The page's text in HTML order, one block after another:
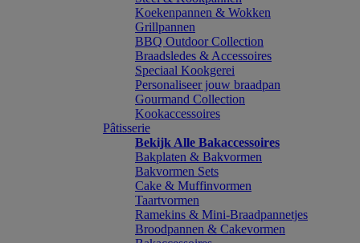
Koekenpannen & Wokken
Grillpannen
BBQ Outdoor Collection
Braadsledes & Accessoires
Speciaal Kookgerei
Personaliseer jouw braadpan
Gourmand Collection
Kookaccessoires
Pâtisserie
Bekijk Alle Bakaccessoires
Bakplaten & Bakvormen
Bakvormen Sets
Cake & Muffinvormen
Taartvormen
Ramekins & Mini-Braadpannetjes
Broodpannen & Cakevormen